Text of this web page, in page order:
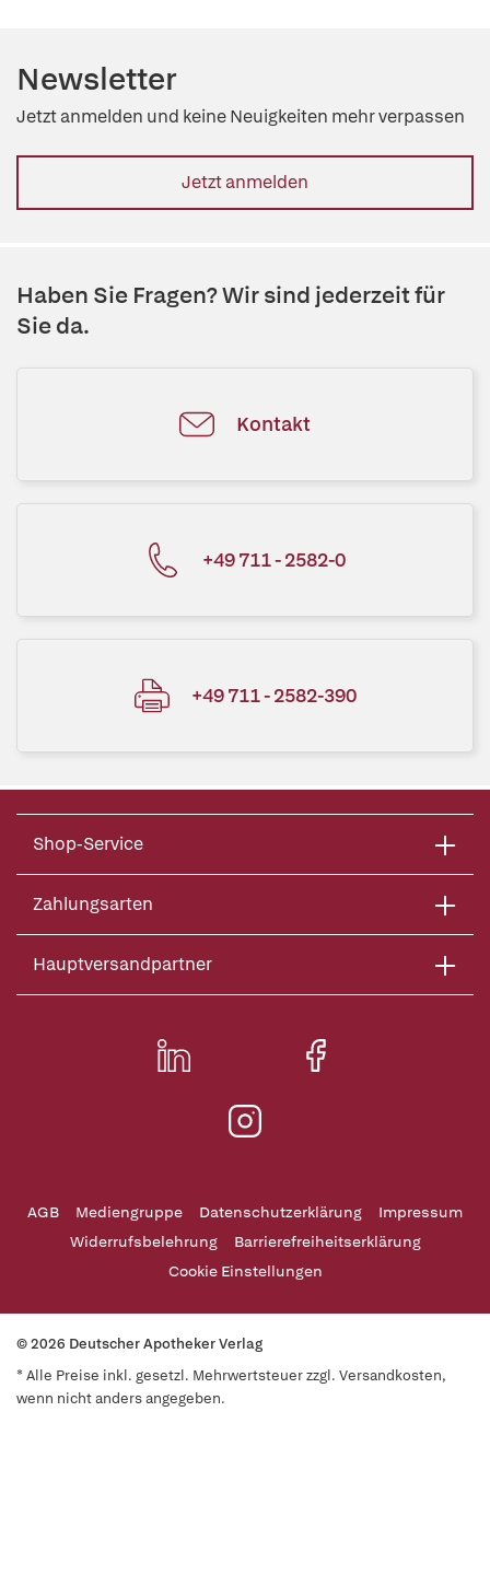
Newsletter
Jetzt anmelden und keine Neuigkeiten mehr verpassen
Jetzt anmelden
Haben Sie Fragen? Wir sind jederzeit für
Sie da.
Kontakt
+49 711 - 2582-0
+49 711 - 2582-390
Shop-Service
Zahlungsarten
Hauptversandpartner
AGB Mediengruppe Datenschutzerklärung
Impressum
Widerrufsbelehrung
Barrierefreiheitserklärung
Cookie Einstellungen
© 2026 Deutscher Apotheker Verlag
* Alle Preise inkl. gesetzl. Mehrwertsteuer zzgl. Versandkosten,
wenn nicht anders angegeben.